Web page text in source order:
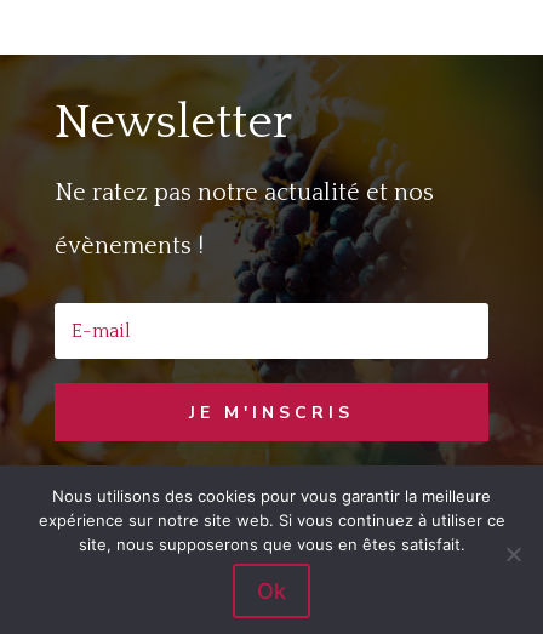
Newsletter
Ne ratez pas notre actualité et nos
évènements !
JE M'INSCRIS
Copyright © 2020 Jaime le Vin – Developed
by
LemonCom
Nous utilisons des cookies pour vous garantir la meilleure
expérience sur notre site web. Si vous continuez à utiliser ce
site, nous supposerons que vous en êtes satisfait.
Ok